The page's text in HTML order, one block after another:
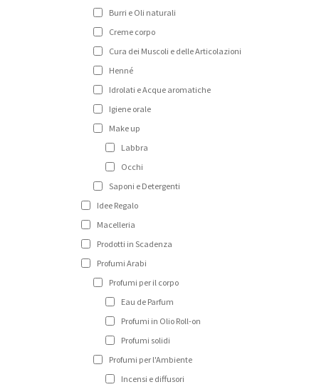
Burri e Oli naturali
Creme corpo
Cura dei Muscoli e delle Articolazioni
Henné
Idrolati e Acque aromatiche
Igiene orale
Make up
Labbra
Occhi
Saponi e Detergenti
Idee Regalo
Macelleria
Prodotti in Scadenza
Profumi Arabi
Profumi per il corpo
Eau de Parfum
Profumi in Olio Roll-on
Profumi solidi
Profumi per l'Ambiente
Incensi e diffusori